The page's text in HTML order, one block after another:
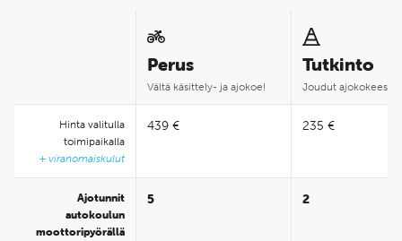
Perus
Vältä käsittely- ja ajokoe!
Tutkinto
Joudut
Hinta valitulla
toimipaikalla
+ viranomaiskulut
439 € 235 €
Ajotunnit
autokoulun
moottoripyörällä
5 2